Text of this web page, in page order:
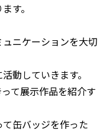
す。
ニケーションを大切
動していきます。
て展示作品を紹介す
缶バッジを作った